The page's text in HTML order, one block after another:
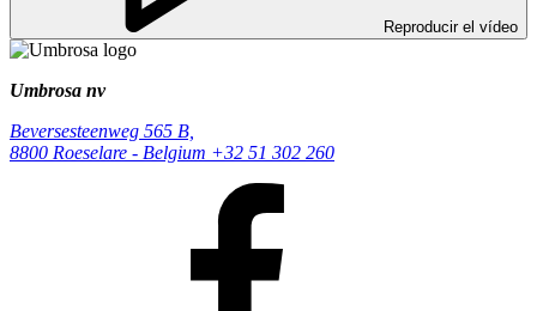
Reproducir el vídeo
Umbrosa nv
Beversesteenweg 565 B,
8800 Roeselare - Belgium +32 51 302 260